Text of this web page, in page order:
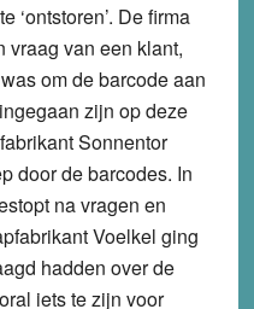
‘ontstoren’. De firma
vraag van een klant,
om de barcode aan
zijn op deze
Sonnentor
door de barcodes. In
na vragen en
Voelkel ging
hadden over de
iets te zijn voor